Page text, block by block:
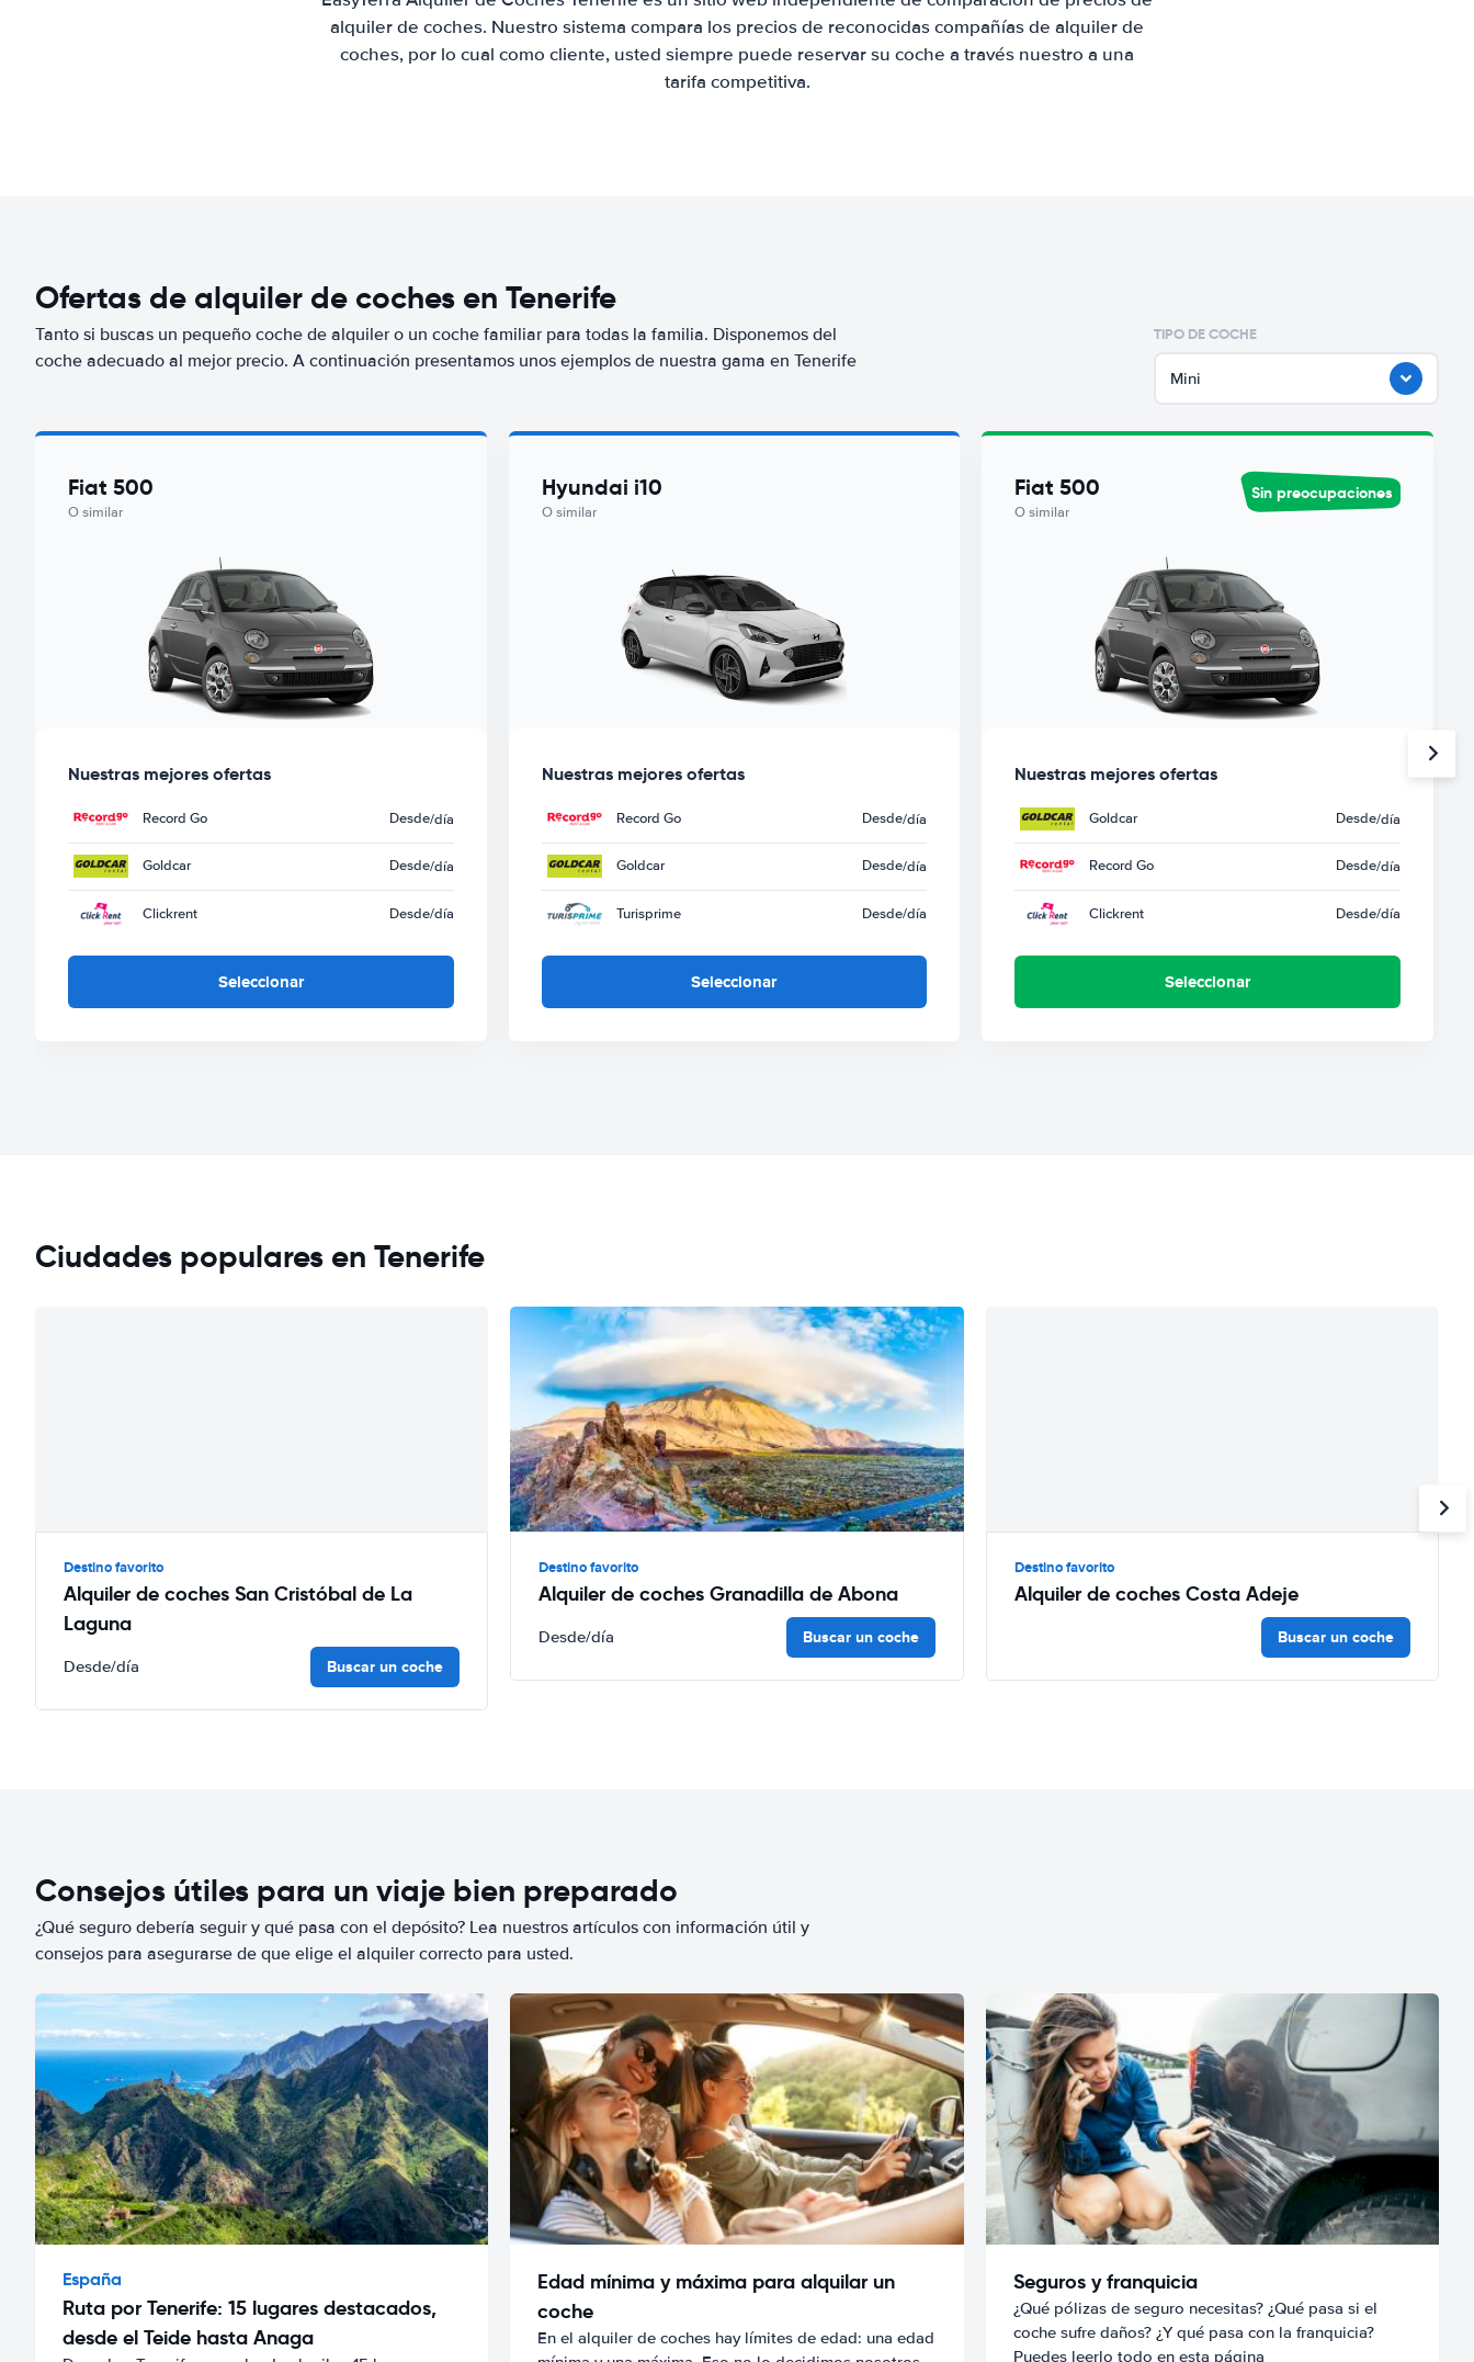
alquiler de coches. Nuestro sistema compara los precios de reconocidas compañías de alquiler de
coches, por lo cual como cliente, usted siempre puede reservar su coche a través nuestro a una
tarifa competitiva.
Ofertas de alquiler de coches en Tenerife
Tanto si buscas un pequeño coche de alquiler o un coche familiar para todas la familia. Disponemos del
coche adecuado al mejor precio. A continuación presentamos unos ejemplos de nuestra gama en Tenerife
TIPO DE COCHE
Mini
Fiat 500
O similar
Nuestras mejores ofertas
Record Go Desde/día
Goldcar Desde/día
Clickrent Desde/día
Seleccionar
Hyundai i10
O similar
Nuestras mejores ofertas
Record Go Desde/día
Goldcar Desde/día
Turisprime Desde/día
Seleccionar
Fiat 500
O similar
Sin preocupaciones
Nuestras mejores ofertas
Goldcar Desde/día
Record Go Desde/día
Clickrent Desde/día
Seleccionar
Ciudades populares en Tenerife
Destino favorito
Alquiler de coches San Cristóbal de La
Laguna
Desde/día Buscar un coche
Destino favorito
Alquiler de coches Granadilla de Abona
Desde/día Buscar un coche
Destino favorito
Alquiler de coches Costa Adeje
Buscar un coche
Consejos útiles para un viaje bien preparado
¿Qué seguro debería seguir y qué pasa con el depósito? Lea nuestros artículos con información útil y
consejos para asegurarse de que elige el alquiler correcto para usted.
España
Ruta por Tenerife: 15 lugares destacados,
desde el Teide hasta Anaga
Edad mínima y máxima para alquilar un
coche
En el alquiler de coches hay límites de edad: una edad
Seguros y franquicia
¿Qué pólizas de seguro necesitas? ¿Qué pasa si el
coche sufre daños? ¿Y qué pasa con la franquicia?
Puedes leerlo todo en esta página